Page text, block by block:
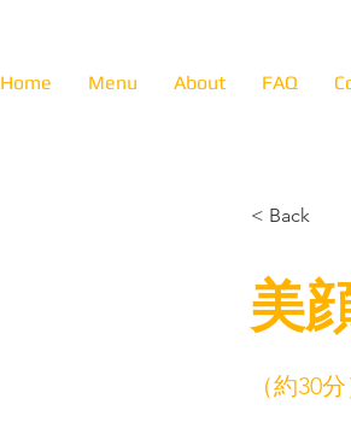
Home Menu About FAQ
< Back
美
（約30分